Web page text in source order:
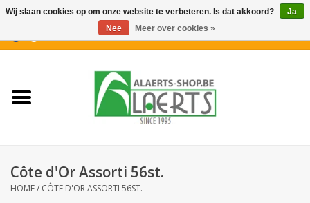
Nieuwigheden
Koffiekoekjes
Côte d'Or Assorti 56st.
HOME/ CÔTE D'OR ASSORTI 56ST.
Wij slaan cookies op om onze website te verbeteren. Is dat akkoord?
Ja
Nee
Meer over cookies »